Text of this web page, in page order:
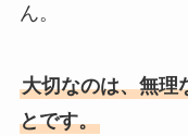
ん。
大切なのは、無理
とです。